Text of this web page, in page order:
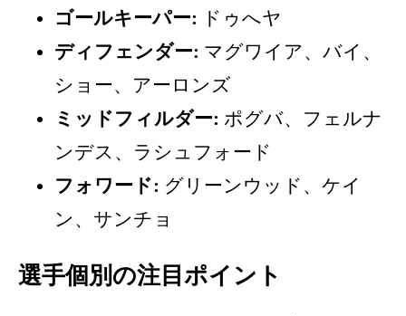
ゴールキーパー: ドゥへヤ
ディフェンダー: マグワイア、バイ、
ショー、アーロンズ
ミッドフィルダー: ポグバ、フェルナ
ンデス、ラシュフォード
フォワード: グリーンウッド、ケイ
ン、サンチョ
選手個別の注目ポイント